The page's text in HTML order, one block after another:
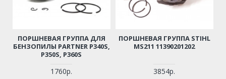
ПОРШНЕВАЯ ГРУППА ДЛЯ
БЕНЗОПИЛЫ PARTNER P340S,
P350S, P360S
1760р.
ПОРШНЕВАЯ ГРУППА STIHL
MS211 11390201202
3854р.